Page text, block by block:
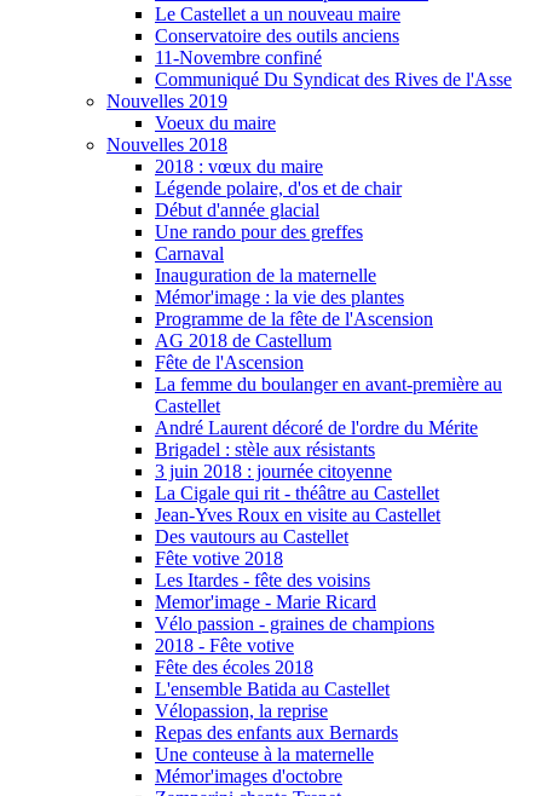
Le Castellet a un nouveau maire
Conservatoire des outils anciens
11-Novembre confiné
Communiqué Du Syndicat des Rives de l'Asse
Nouvelles 2019
Voeux du maire
Nouvelles 2018
2018 : vœux du maire
Légende polaire, d'os et de chair
Début d'année glacial
Une rando pour des greffes
Carnaval
Inauguration de la maternelle
Mémor'image : la vie des plantes
Programme de la fête de l'Ascension
AG 2018 de Castellum
Fête de l'Ascension
La femme du boulanger en avant-première au
Castellet
André Laurent décoré de l'ordre du Mérite
Brigadel : stèle aux résistants
3 juin 2018 : journée citoyenne
La Cigale qui rit - théâtre au Castellet
Jean-Yves Roux en visite au Castellet
Des vautours au Castellet
Fête votive 2018
Les Itardes - fête des voisins
Memor'image - Marie Ricard
Vélo passion - graines de champions
2018 - Fête votive
Fête des écoles 2018
L'ensemble Batida au Castellet
Vélopassion, la reprise
Repas des enfants aux Bernards
Une conteuse à la maternelle
Mémor'images d'octobre